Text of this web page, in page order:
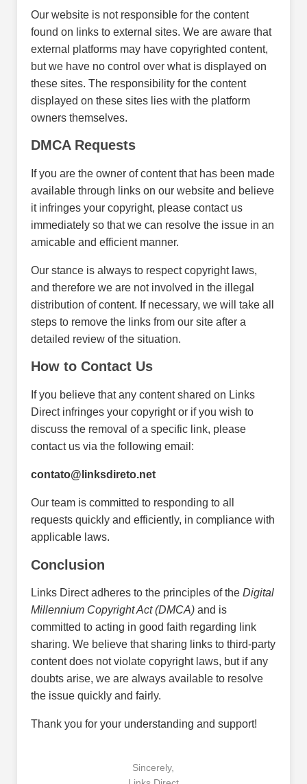
Our website is not responsible for the content
found on links to external sites. We are aware that
external platforms may have copyrighted content,
but we have no control over what is displayed on
these sites. The responsibility for the content
displayed on these sites lies with the platform
owners themselves.
DMCA Requests
If you are the owner of content that has been made
available through links on our website and believe
it infringes your copyright, please contact us
immediately so that we can resolve the issue in an
amicable and efficient manner.
Our stance is always to respect copyright laws,
and therefore we are not involved in the illegal
distribution of content. If necessary, we will take all
steps to remove the links from our site after a
detailed review of the situation.
How to Contact Us
If you believe that any content shared on Links
Direct infringes your copyright or if you wish to
discuss the removal of a specific link, please
contact us via the following email:
contato@linksdireto.net
Our team is committed to responding to all
requests quickly and efficiently, in compliance with
applicable laws.
Conclusion
Links Direct adheres to the principles of the Digital
Millennium Copyright Act (DMCA)and is
committed to acting in good faith regarding link
sharing. We believe that sharing links to third-party
content does not violate copyright laws, but if any
doubts arise, we are always available to resolve
the issue quickly and fairly.
Thank you for your understanding and support!
Sincerely,